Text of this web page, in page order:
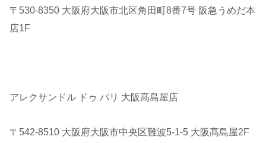
〒530-8350 大阪府大阪市北区角田町8番7号 阪急うめだ本
店1F
アレクサンドル ドゥ パリ 大阪髙島屋店
〒542-8510 大阪府大阪市中央区難波5-1-5 大阪髙島屋2F